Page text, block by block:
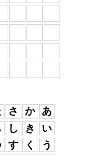
さ か あ
し き
い
す く う